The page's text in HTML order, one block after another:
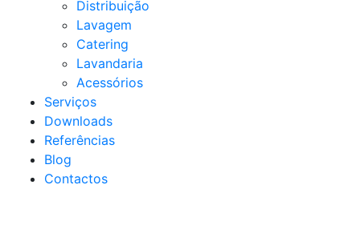
Distribuição
Lavagem
Catering
Lavandaria
Acessórios
Serviços
Downloads
Referências
Blog
Contactos